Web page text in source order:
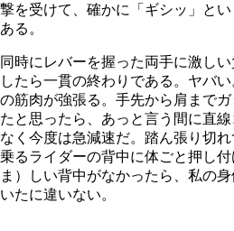
撃を受けて、確かに「ギシッ」と
ある。
同時にレバーを握った両手に激し
したら一貫の終わりである。ヤバ
の筋肉が強張る。手先から肩まで
たと思ったら、あっと言う間に直
なく今度は急減速だ。踏ん張り切
乗るライダーの背中に体ごと押し
ま）しい背中がなかったら、私の
いたに違いない。